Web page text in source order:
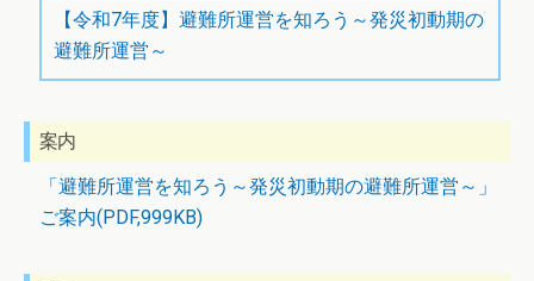
【令和7年度】避難所運営を知ろう～発災初動期の
避難所運営～
案内
「避難所運営を知ろう～発災初動期の避難所運営～」
ご案内(PDF,999KB)